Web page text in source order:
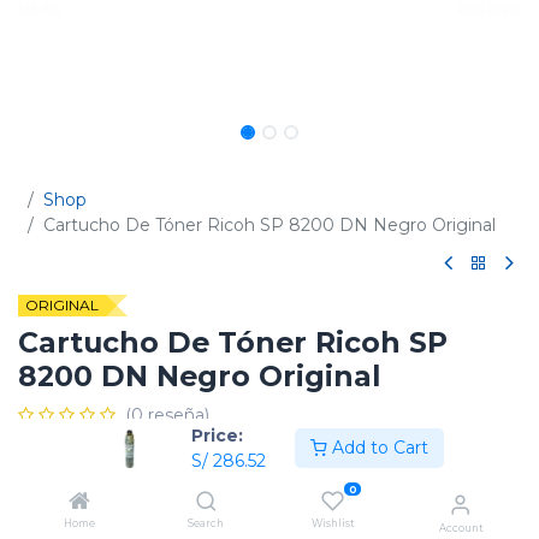
Price:
S/ 286.52
Add to Cart
Home Search
0
Wishlist Account
Shop
Cartucho De Tóner Ricoh SP 8200 DN Negro Original
ORIGINAL
Cartucho De Tóner Ricoh SP
8200 DN Negro Original
(0 reseña)
820076